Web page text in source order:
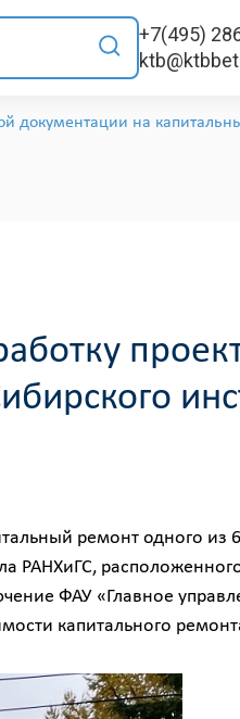
+7(495)
документации на
ремонт одного из
РАНХиГС,
ФАУ «Главное
капитального